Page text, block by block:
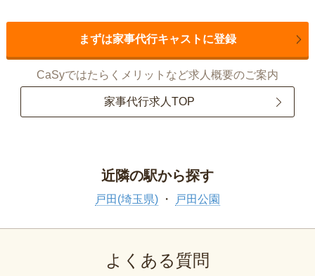
まずは家事代行キャストに登録
CaSyではたらくメリットなど求人概要のご案内
家事代行求人TOP
近隣の駅から探す
戸田(埼玉県) 戸田公園
よくある質問